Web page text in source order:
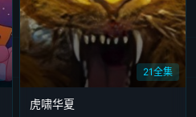
21全集
虎啸华夏